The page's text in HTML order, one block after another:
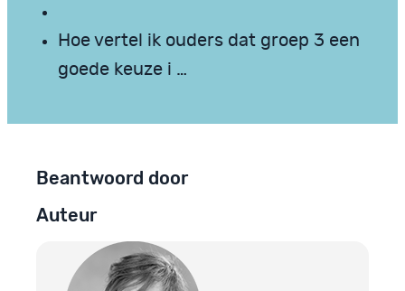
Hoe vertel ik ouders dat groep 3 een
goede keuze i …
Beantwoord door
Auteur